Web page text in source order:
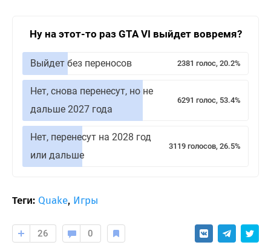
Ну на этот-то раз GTA VI выйдет вовремя?
Выйдет без переносов 2381 голос, 20.2%
Нет, снова перенесут, но не
дальше 2027 года
6291 голос, 53.4%
Нет, перенесут на 2028 год
или дальше
3119 голосов, 26.5%
Теги: Quake, Игры
26 0